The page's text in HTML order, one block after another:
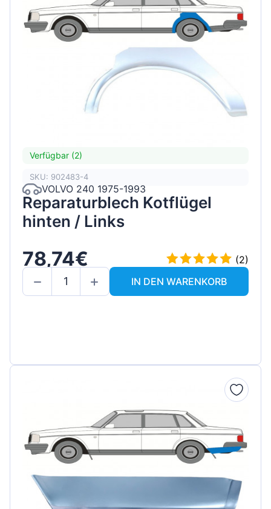
Verfügbar (2)
SKU: 902483-4
VOLVO 240 1975-1993
Reparaturblech Kotflügel
hinten / Links
78,74€
(2)
IN DEN WARENKORB